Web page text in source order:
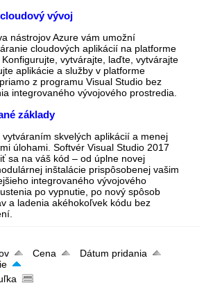
vývoj
nástrojov Azure vám umožní
cloudových aplikácií na platforme
vytvárajte, laďte, vytvárajte
aplikácie a služby v platforme
z programu Visual Studio bez
integrovaného vývojového prostredia.
základy
skvelých aplikácií a menej
úlohami. Softvér Visual Studio 2017
sa na váš kód – od úplne novej
inštalácie prispôsobenej vašim
integrovaného vývojového
po vypnutie, po nový spôsob
a ladenia akéhokoľvek kódu bez
Cena
Dátum pridania